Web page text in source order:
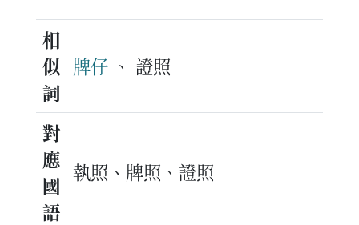
相
似
詞
牌仔 、 證照
對
應
國
語
執照、牌照、證照